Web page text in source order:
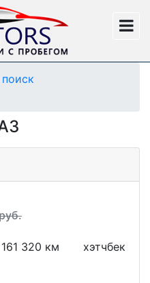
161 320 км
хэтчбек